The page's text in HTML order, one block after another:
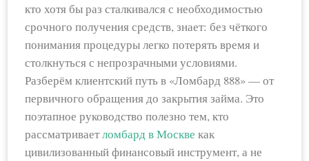
кто хотя бы раз сталкивался с необходимостью
срочного получения средств, знает: без чёткого
понимания процедуры легко потерять время и
столкнуться с непрозрачными условиями.
Разберём клиентский путь в «Ломбард 888» — от
первичного обращения до закрытия займа. Это
поэтапное руководство полезно тем, кто
рассматриваетломбард в Москве как
цивилизованный финансовый инструмент, а не